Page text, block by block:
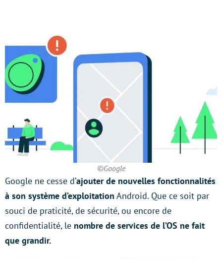
©Google
Google ne cesse d’ajouter de nouvelles fonctionnalités
à son système d’exploitation Android. Que ce soit par
souci de praticité, de sécurité, ou encore de
confidentialité, le nombre de services de l’OS ne fait
que grandir.